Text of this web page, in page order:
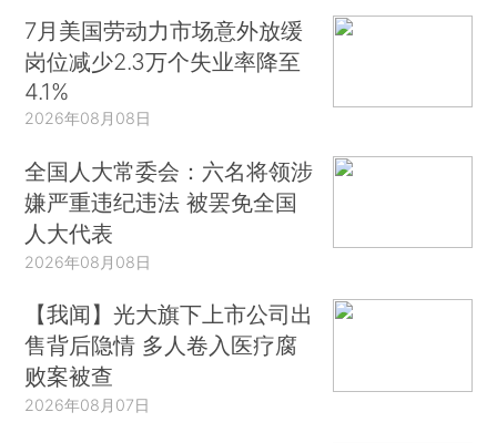
7月美国劳动力市场意外放缓
岗位减少2.3万个失业率降至
4.1%
2026年08月08日
全国人大常委会：六名将领涉
嫌严重违纪违法 被罢免全国
人大代表
2026年08月08日
【我闻】光大旗下上市公司出
售背后隐情 多人卷入医疗腐
败案被查
2026年08月07日